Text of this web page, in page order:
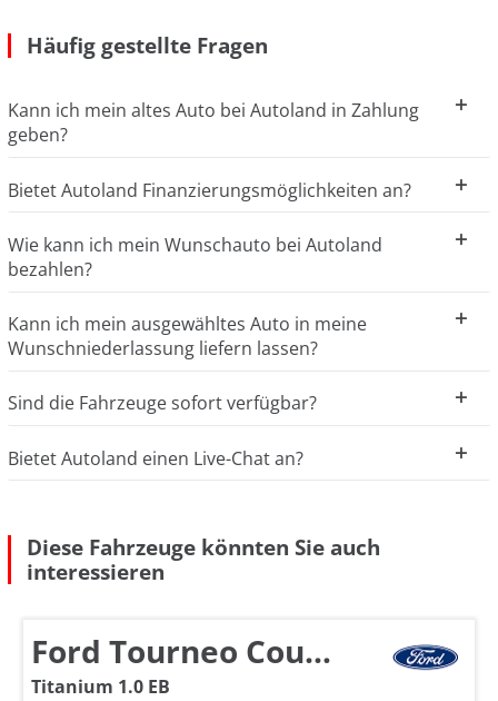
Häufig gestellte Fragen
Kann ich mein altes Auto bei Autoland in Zahlung
geben?
Bietet Autoland Finanzierungsmöglichkeiten an?
Wie kann ich mein Wunschauto bei Autoland
bezahlen?
Kann ich mein ausgewähltes Auto in meine
Wunschniederlassung liefern lassen?
Sind die Fahrzeuge sofort verfügbar?
Bietet Autoland einen Live-Chat an?
Diese Fahrzeuge könnten Sie auch
interessieren
Ford Tourneo Courier
Titanium 1.0 EB